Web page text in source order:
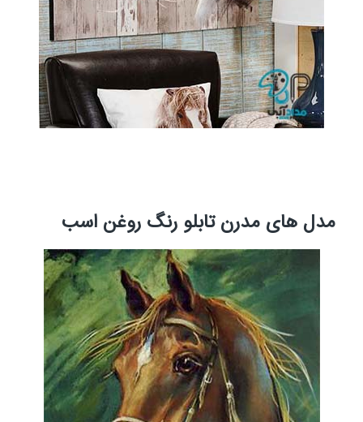
مدل های مدرن تابلو رنگ روغن اسب